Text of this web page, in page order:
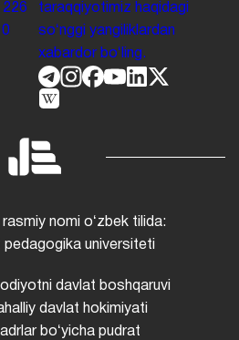
226
taraqqiyotimiz haqidagi
soʻnggi yangiliklardan
xabardor boʻling.
nomi oʻzbek tilida:
universiteti
davlat boshqaruvi
davlat hokimiyati
boʻyicha pudrat